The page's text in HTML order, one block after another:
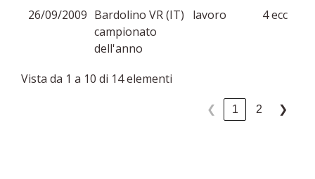
26/09/2009 Bardolino VR (IT)
campionato
dell'anno
lavoro 4 ecc
Vista da 1 a 10 di 14 elementi
❮ 1 2 ❯